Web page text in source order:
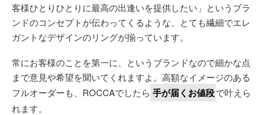
客様ひとりひとりに最高の出逢いを提供したい」というブラ
ンドのコンセプトが伝わってくるような、とても繊細でエレ
ガントなデザインのリングが揃っています。
常にお客様のことを第一に、というブランドなので細かな点
まで意見や希望を聞いてくれますよ。高額なイメージのある
フルオーダーも、ROCCAでしたら 手が届くお値段で叶えら
れます。